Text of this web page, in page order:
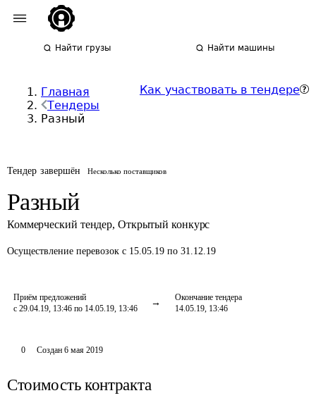
Найти грузы Найти машины
Главная
Тендеры
Разный
Как участвовать в тендере
Тендер завершён Несколько поставщиков
Разный
Коммерческий тендер, Открытый конкурс
Осуществление перевозок с 15.05.19 по 31.12.19
Приём предложений
с 29.04.19, 13:46 по 14.05.19, 13:46
Окончание тендера
14.05.19, 13:46
0 Создан 6 мая 2019
Стоимость контракта